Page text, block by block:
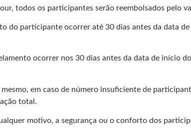
todos os participantes serão reembolsados ​​pelo
do participante ocorrer até 30 dias antes da data
ocorrer nos 30 dias antes da data de início
em caso de número insuficiente de
total.
motivo, a segurança ou o conforto dos